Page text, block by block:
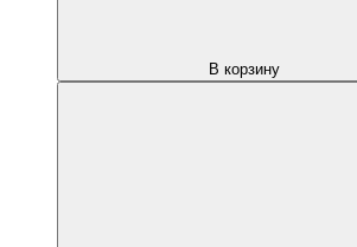
В корзину